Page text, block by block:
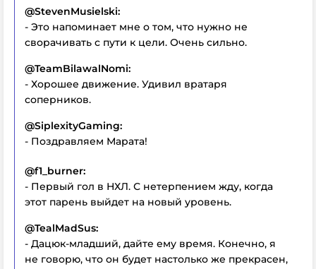
@StevenMusielski:
- Это напоминает мне о том, что нужно не
сворачивать с пути к цели. Очень сильно.
@TeamBilawalNomi:
- Хорошее движение. Удивил вратаря
соперников.
@SiplexityGaming:
- Поздравляем Марата!
@f1_burner:
- Первый гол в НХЛ. С нетерпением жду, когда
этот парень выйдет на новый уровень.
@TealMadSus:
- Дацюк-младший, дайте ему время. Конечно, я
не говорю, что он будет настолько же прекрасен,